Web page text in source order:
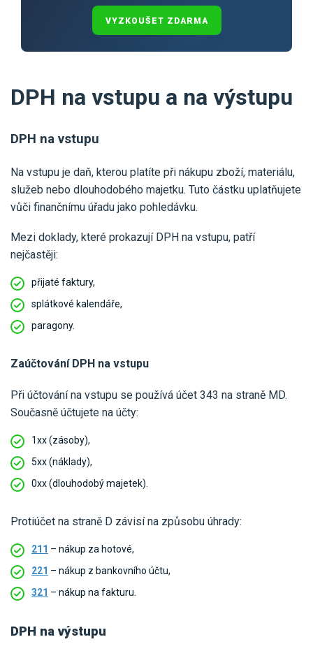
VYZKOUŠET ZDARMA
DPH na vstupu a na výstupu
DPH na vstupu
Na vstupu je daň, kterou platíte při nákupu zboží, materiálu,
služeb nebo dlouhodobého majetku. Tuto částku uplatňujete
vůči finančnímu úřadu jako pohledávku.
Mezi doklady, které prokazují DPH na vstupu, patří
nejčastěji:
přijaté faktury,
splátkové kalendáře,
paragony.
Zaúčtování DPH na vstupu
Při účtování na vstupu se používá účet 343 na straně MD.
Současně účtujete na účty:
1xx (zásoby),
5xx (náklady),
0xx (dlouhodobý majetek).
Protiúčet na straně D závisí na způsobu úhrady:
211 – nákup za hotové,
221 – nákup z bankovního účtu,
321 – nákup na fakturu.
DPH na výstupu